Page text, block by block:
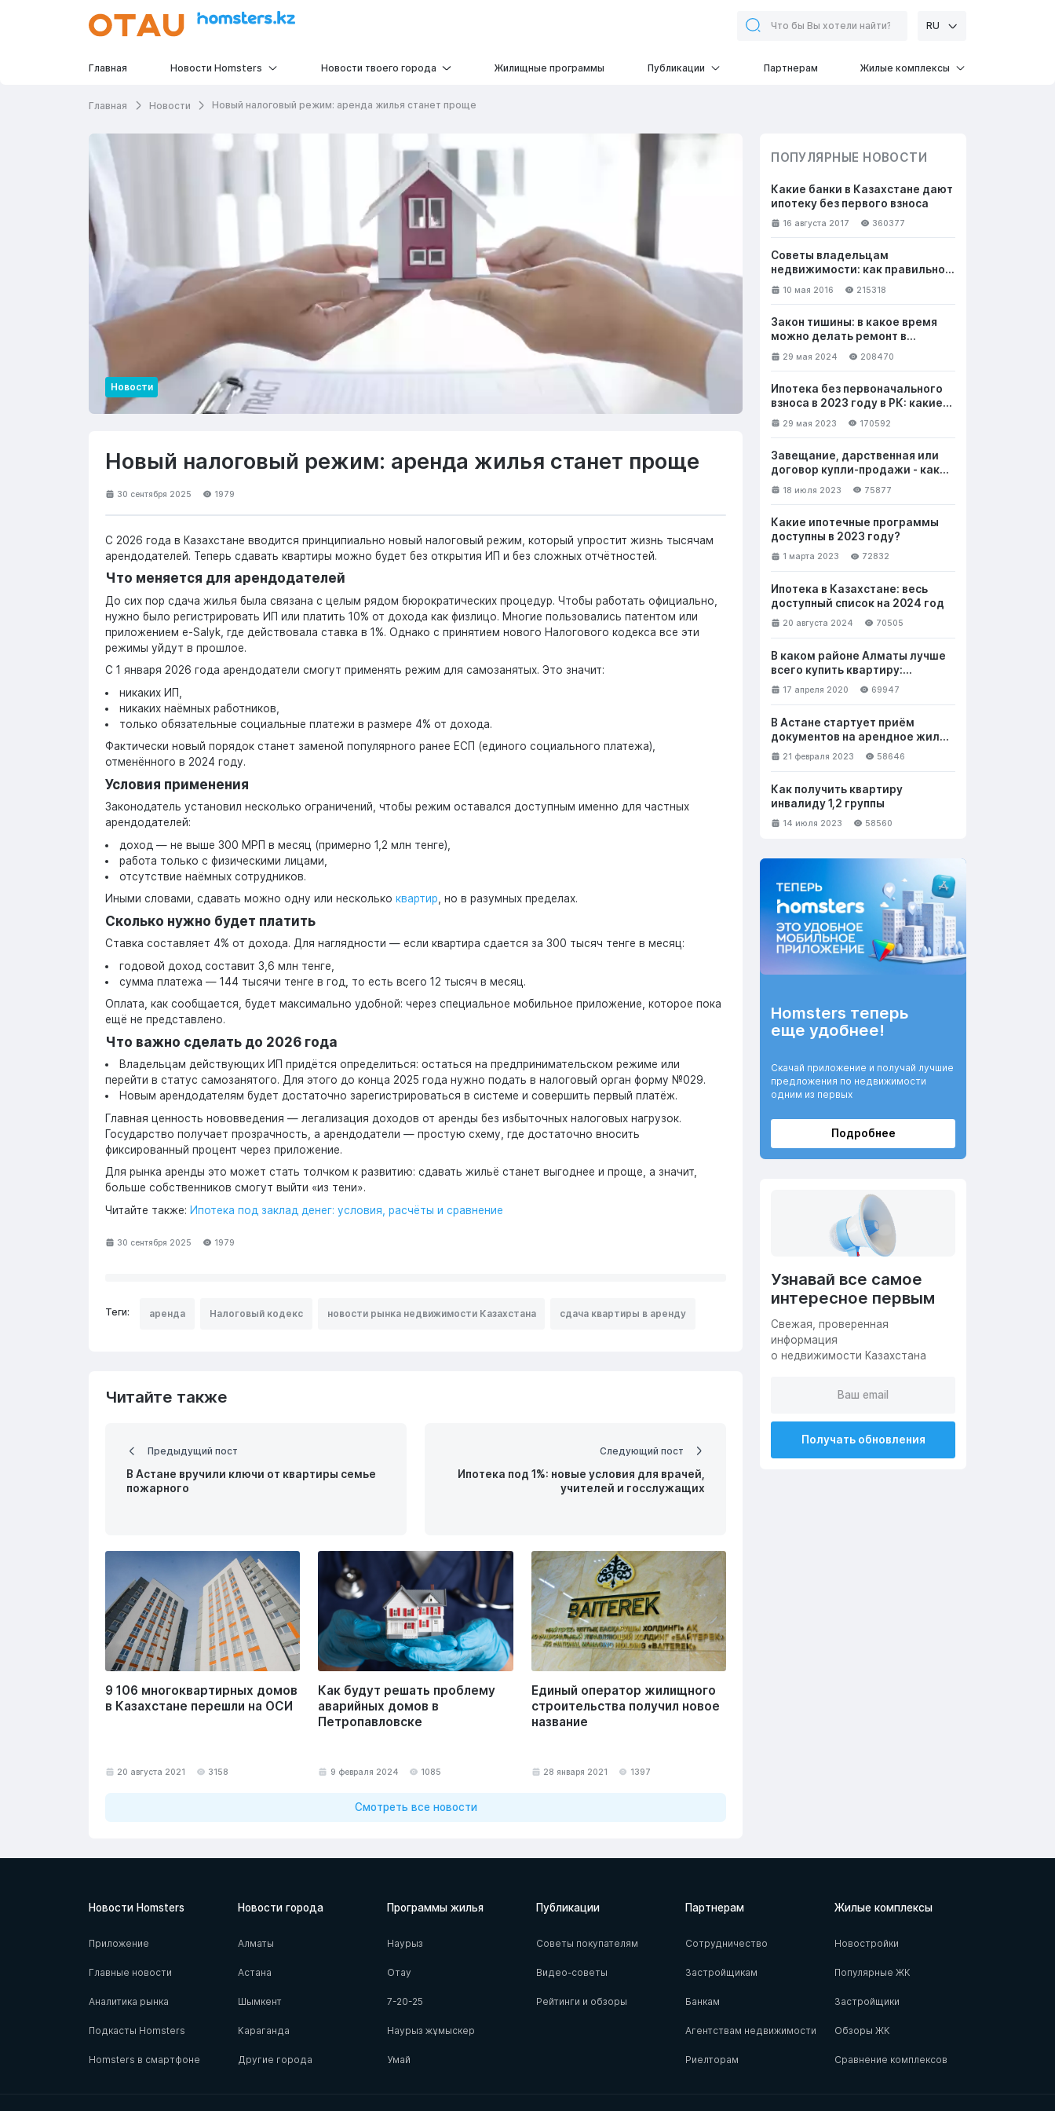
RU
Главная Новости Homsters Новости твоего города Жилищные программы Публикации Партнерам Жилые комплексы
Главная Новости Новый налоговый режим: аренда жилья станет проще
Новости
Новый налоговый режим: аренда жилья станет проще
30 сентября 2025 1979
С 2026 года в Казахстане вводится принципиально новый налоговый режим, который упростит жизнь тысячам
арендодателей. Теперь сдавать квартиры можно будет без открытия ИП и без сложных отчётностей.
Что меняется для арендодателей
До сих пор сдача жилья была связана с целым рядом бюрократических процедур. Чтобы работать официально,
нужно было регистрировать ИП или платить 10% от дохода как физлицо. Многие пользовались патентом или
приложением e-Salyk, где действовала ставка в 1%. Однако с принятием нового Налогового кодекса все эти
режимы уйдут в прошлое.
С 1 января 2026 года арендодатели смогут применять режим для самозанятых. Это значит:
никаких ИП,
никаких наёмных работников,
только обязательные социальные платежи в размере 4% от дохода.
Фактически новый порядок станет заменой популярного ранее ЕСП (единого социального платежа),
отменённого в 2024 году.
Условия применения
Законодатель установил несколько ограничений, чтобы режим оставался доступным именно для частных
арендодателей:
доход — не выше 300 МРП в месяц (примерно 1,2 млн тенге),
работа только с физическими лицами,
отсутствие наёмных сотрудников.
Иными словами, сдавать можно одну или несколько квартир , но в разумных пределах.
Сколько нужно будет платить
Ставка составляет 4% от дохода. Для наглядности — если квартира сдается за 300 тысяч тенге в месяц:
годовой доход составит 3,6 млн тенге,
сумма платежа — 144 тысячи тенге в год, то есть всего 12 тысяч в месяц.
Оплата, как сообщается, будет максимально удобной: через специальное мобильное приложение, которое пока
ещё не представлено.
Что важно сделать до 2026 года
Владельцам действующих ИП придётся определиться: остаться на предпринимательском режиме или
перейти в статус самозанятого. Для этого до конца 2025 года нужно подать в налоговый орган форму №029.
Новым арендодателям будет достаточно зарегистрироваться в системе и совершить первый платёж.
Главная ценность нововведения — легализация доходов от аренды без избыточных налоговых нагрузок.
Государство получает прозрачность, а арендодатели — простую схему, где достаточно вносить
фиксированный процент через приложение.
Для рынка аренды это может стать толчком к развитию: сдавать жильё станет выгоднее и проще, а значит,
больше собственников смогут выйти «из тени».
Читайте также: Ипотека под заклад денег: условия, расчёты и сравнение
30 сентября 2025 1979
Теги: аренда Налоговый кодекс новости рынка недвижимости Казахстана сдача квартиры в аренду
Читайте также
Предыдущий пост
В Астане вручили ключи от квартиры семье
пожарного
Следующий пост
Ипотека под 1%: новые условия для врачей,
учителей и госслужащих
9 106 многоквартирных домов
в Казахстане перешли на ОСИ
20 августа 2021 3158
Как будут решать проблему
аварийных домов в
Петропавловске
9 февраля 2024 1085
Единый оператор жилищного
строительства получил новое
название
28 января 2021 1397
Смотреть все новости
ПОПУЛЯРНЫЕ НОВОСТИ
Какие банки в Казахстане дают
ипотеку без первого взноса
16 августа 2017 360377
Советы владельцам
недвижимости: как правильно
общаться с клиентами, чтобы
успешно продать жилье
10 мая 2016 215318
Закон тишины: в какое время
можно делать ремонт в
квартире в выходные и будни
29 мая 2024 208470
Ипотека без первоначального
взноса в 2023 году в РК: какие
банки выдают и на каких
условиях
29 мая 2023 170592
Завещание, дарственная или
договор купли-продажи - как
лучше безвозмездно передать
недвижимость
18 июля 2023 75877
Какие ипотечные программы
доступны в 2023 году?
1 марта 2023 72832
Ипотека в Казахстане: весь
доступный список на 2024 год
20 августа 2024 70505
В каком районе Алматы лучше
всего купить квартиру:
выбираем новостройку. Часть 1
17 апреля 2020 69947
В Астане стартует приём
документов на арендное жильё
с правом выкупа
21 февраля 2023 58646
Как получить квартиру
инвалиду 1,2 группы
14 июля 2023 58560
Homsters теперь
еще удобнее!
Скачай приложение и получай лучшие
предложения по недвижимости
одним из первых
Подробнее
Узнавай все самое
интересное первым
Cвежая, проверенная
информация
о недвижимости Казахстана
Получать обновления
Новости Homsters
Приложение
Главные новости
Аналитика рынка
Подкасты Homsters
Homsters в смартфоне
Новости города
Алматы
Астана
Шымкент
Караганда
Другие города
Программы жилья
Наурыз
Отау
7-20-25
Наурыз жұмыскер
Умай
Публикации
Советы покупателям
Видео-советы
Рейтинги и обзоры
Партнерам
Сотрудничество
Застройщикам
Банкам
Агентствам недвижимости
Риелторам
Жилые комплексы
Новостройки
Популярные ЖК
Застройщики
Обзоры ЖК
Сравнение комплексов